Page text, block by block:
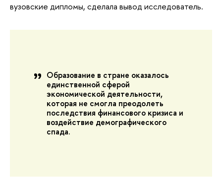
вузовские дипломы, сделала вывод исследователь.
Образование в стране оказалось
единственной сферой
экономической деятельности,
которая не смогла преодолеть
последствия финансового кризиса и
воздействие демографического
спада.